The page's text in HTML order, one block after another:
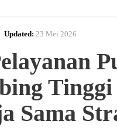
Updated: 23 Mei 2026
Sama